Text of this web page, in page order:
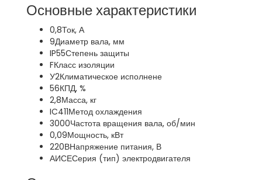
Основные характеристики
0,8Ток, А
9Диаметр вала, мм
IP55Степень защиты
FКласс изоляции
У2Климатическое исполнене
56КПД, %
2,8Масса, кг
IC411Метод охлаждения
3000Частота вращения вала, об/мин
0,09Мощность, кВт
220ВНапряжение питания, В
АИСЕСерия (тип) электродвигателя